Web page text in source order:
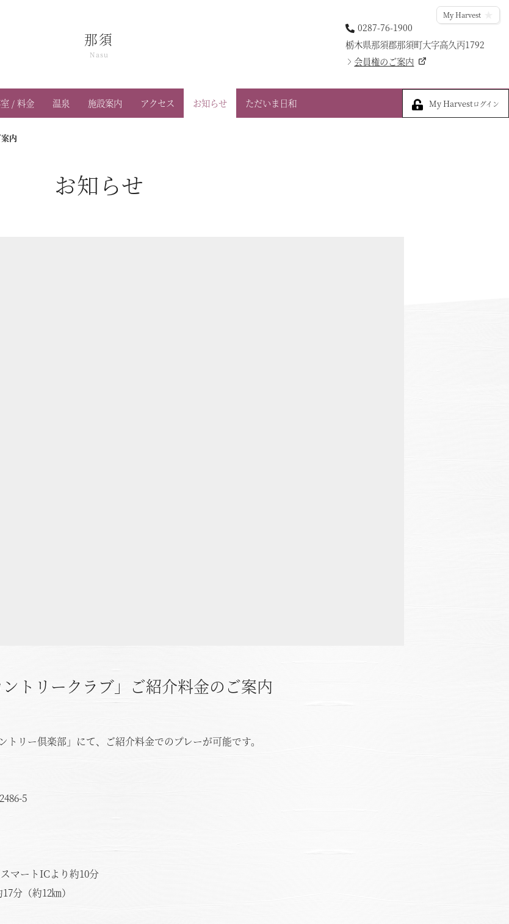
那須
Nasu
0287-76-1900
栃木県那須郡那須町大字高久丙1792
会員権のご案内
My Harvest
/ 料金 温泉 施設案内 アクセス お知らせ ただいま日和 My Harvestログイン
内
お知らせ
ントリークラブ」ご紹介料金のご案内
リー倶楽部」にて、ご紹介料金でのプレーが可能です。
5
ートICより約10分
（約12㎞）